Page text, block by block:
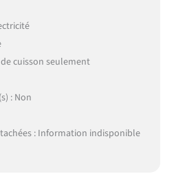
cuisson seulement
: Non
: Information indisponible